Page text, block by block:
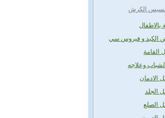
الكرش
بالاطفال
الكبد و فيروس سي
القامة
وعلاجه
الادمان
الجلد
الصلع